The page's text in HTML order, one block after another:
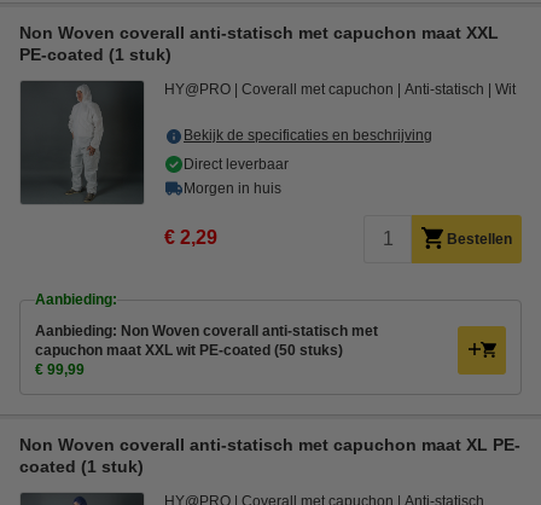
Non Woven coverall anti-statisch met capuchon maat XXL
PE-coated (1 stuk)
HY@PRO Coverall met capuchon Anti-statisch Wit
Bekijk de specificaties en beschrijving
Direct leverbaar
Morgen in huis
€ 2,29 Bestellen
Aanbieding:
Aanbieding: Non Woven coverall anti-statisch met
capuchon maat XXL wit PE-coated (50 stuks)
€ 99,99
Non Woven coverall anti-statisch met capuchon maat XL PE-
coated (1 stuk)
HY@PRO Coverall met capuchon
Anti-statisch